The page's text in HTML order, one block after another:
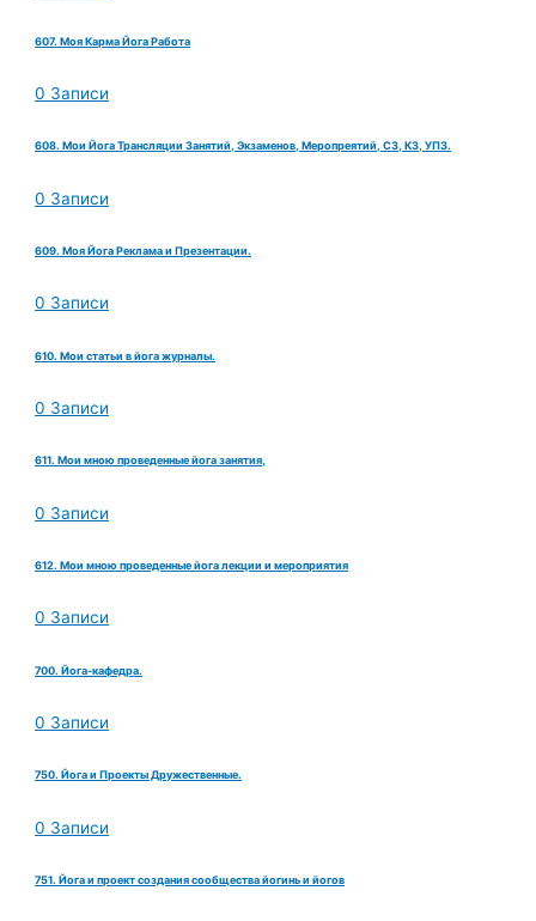
607. Моя Карма Йога Работа
0 Записи
608. Мои Йога Трансляции Занятий, Экзаменов, Меропреятий, СЗ, КЗ, УПЗ.
0 Записи
609. Моя Йога Реклама и Презентации.
0 Записи
610. Мои статьи в йога журналы.
0 Записи
611. Мои мною проведенные йога занятия,
0 Записи
612. Мои мною проведенные йога лекции и мероприятия
0 Записи
700. Йога-кафедра.
0 Записи
750. Йога и Проекты Дружественные.
0 Записи
751. Йога и проект создания сообщества йогинь и йогов